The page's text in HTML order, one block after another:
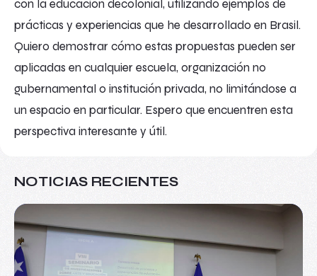
con la educación decolonial, utilizando ejemplos de
prácticas y experiencias que he desarrollado en Brasil.
Quiero demostrar cómo estas propuestas pueden ser
aplicadas en cualquier escuela, organización no
gubernamental o institución privada, no limitándose a
un espacio en particular. Espero que encuentren esta
perspectiva interesante y útil.
NOTICIAS RECIENTES